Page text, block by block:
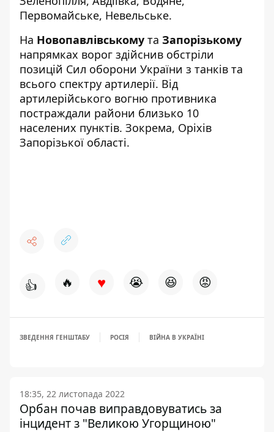
Первомайське, Невельське.
На Новопавлівському та Запорізькому
напрямках ворог здійснив обстріли
позицій Сил оборони України з танків та
всього спектру артилерії. Від
артилерійського вогню противника
постраждали райони близько 10
населених пунктів. Зокрема, Оріхів
Запорізької області.
👍 🔥 ♥ 😭 😆 😡
ЗВЕДЕННЯ ГЕНШТАБУ РОСІЯ ВІЙНА В УКРАЇНІ
18:35, 22 листопада 2022
Орбан почав виправдовуватись за
інцидент з "Великою Угорщиною"